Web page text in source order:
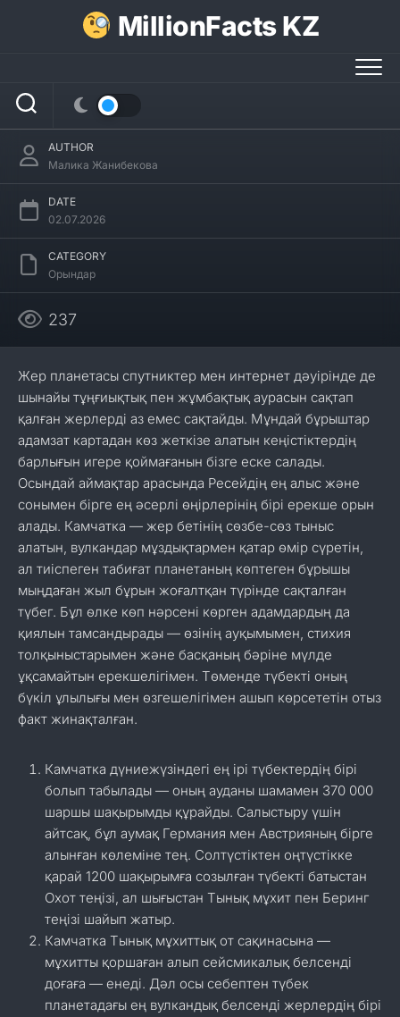
MillionFacts KZ
AUTHOR
Малика Жанибекова
DATE
02.07.2026
CATEGORY
Орындар
237
Жер планетасы спутниктер мен интернет дәуірінде де
шынайы тұңғиықтық пен жұмбақтық аурасын сақтап
қалған жерлерді аз емес сақтайды. Мұндай бұрыштар
адамзат картадан көз жеткізе алатын кеңістіктердің
барлығын игере қоймағанын бізге еске салады.
Осындай аймақтар арасында Ресейдің ең алыс және
сонымен бірге ең әсерлі өңірлерінің бірі ерекше орын
алады. Камчатка — жер бетінің сөзбе-сөз тыныс
алатын, вулкандар мұздықтармен қатар өмір сүретін,
ал тиіспеген табиғат планетаның көптеген бұрышы
мыңдаған жыл бұрын жоғалтқан түрінде сақталған
түбег. Бұл өлке көп нәрсені көрген адамдардың да
қиялын тамсандырады — өзінің ауқымымен, стихия
толқыныстарымен және басқаның бәріне мүлде
ұқсамайтын ерекшелігімен. Төменде түбекті оның
бүкіл ұлылығы мен өзгешелігімен ашып көрсететін отыз
факт жинақталған.
Камчатка дүниежүзіндегі ең ірі түбектердің бірі
болып табылады — оның ауданы шамамен 370 000
шаршы шақырымды құрайды. Салыстыру үшін
айтсақ, бұл аумақ Германия мен Австрияның бірге
алынған көлеміне тең. Солтүстіктен оңтүстікке
қарай 1200 шақырымға созылған түбекті батыстан
Охот теңізі, ал шығыстан Тынық мұхит пен Беринг
теңізі шайып жатыр.
Камчатка Тынық мұхиттық от сақинасына —
мұхитты қоршаған алып сейсмикалық белсенді
доғаға — енеді. Дәл осы себептен түбек
планетадағы ең вулкандық белсенді жерлердің бірі